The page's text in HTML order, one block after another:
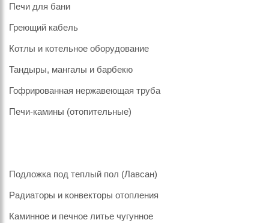
Печи для бани
Греющий кабель
Котлы и котельное оборудование
Тандыры, мангалы и барбекю
Гофрированная нержавеющая труба
Печи-камины (отопительные)
Подложка под теплый пол (Лавсан)
Радиаторы и конвекторы отопления
Каминное и печное литье чугунное